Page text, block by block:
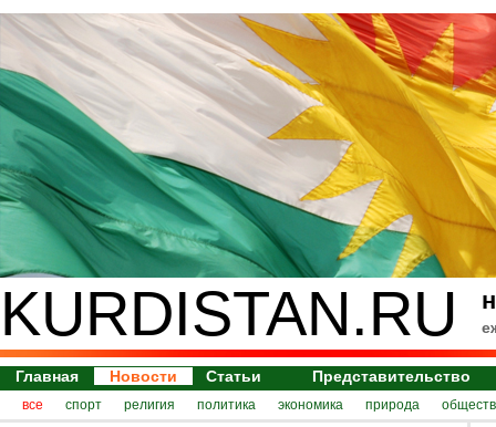
KURDISTAN.RU
Главная Новости Статьи Представительство
все спорт религия политика экономика природа